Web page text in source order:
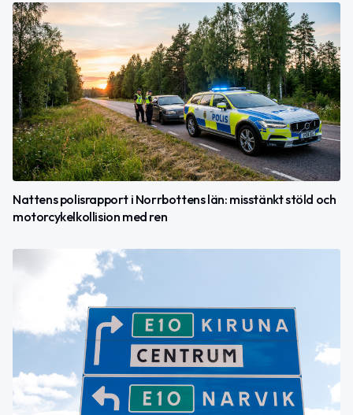
Nattens polisrapport i Norrbottens län: misstänkt stöld och
motorcykelkollision med ren